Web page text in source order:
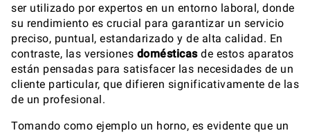
ser utilizado por expertos en un entorno laboral, donde
su rendimiento es crucial para garantizar un servicio
preciso, puntual, estandarizado y de alta calidad. En
contraste, las versiones domésticasde estos aparatos
están pensadas para satisfacer las necesidades de un
cliente particular, que difieren significativamente de las
de un profesional.
Tomando como ejemplo un horno, es evidente que un